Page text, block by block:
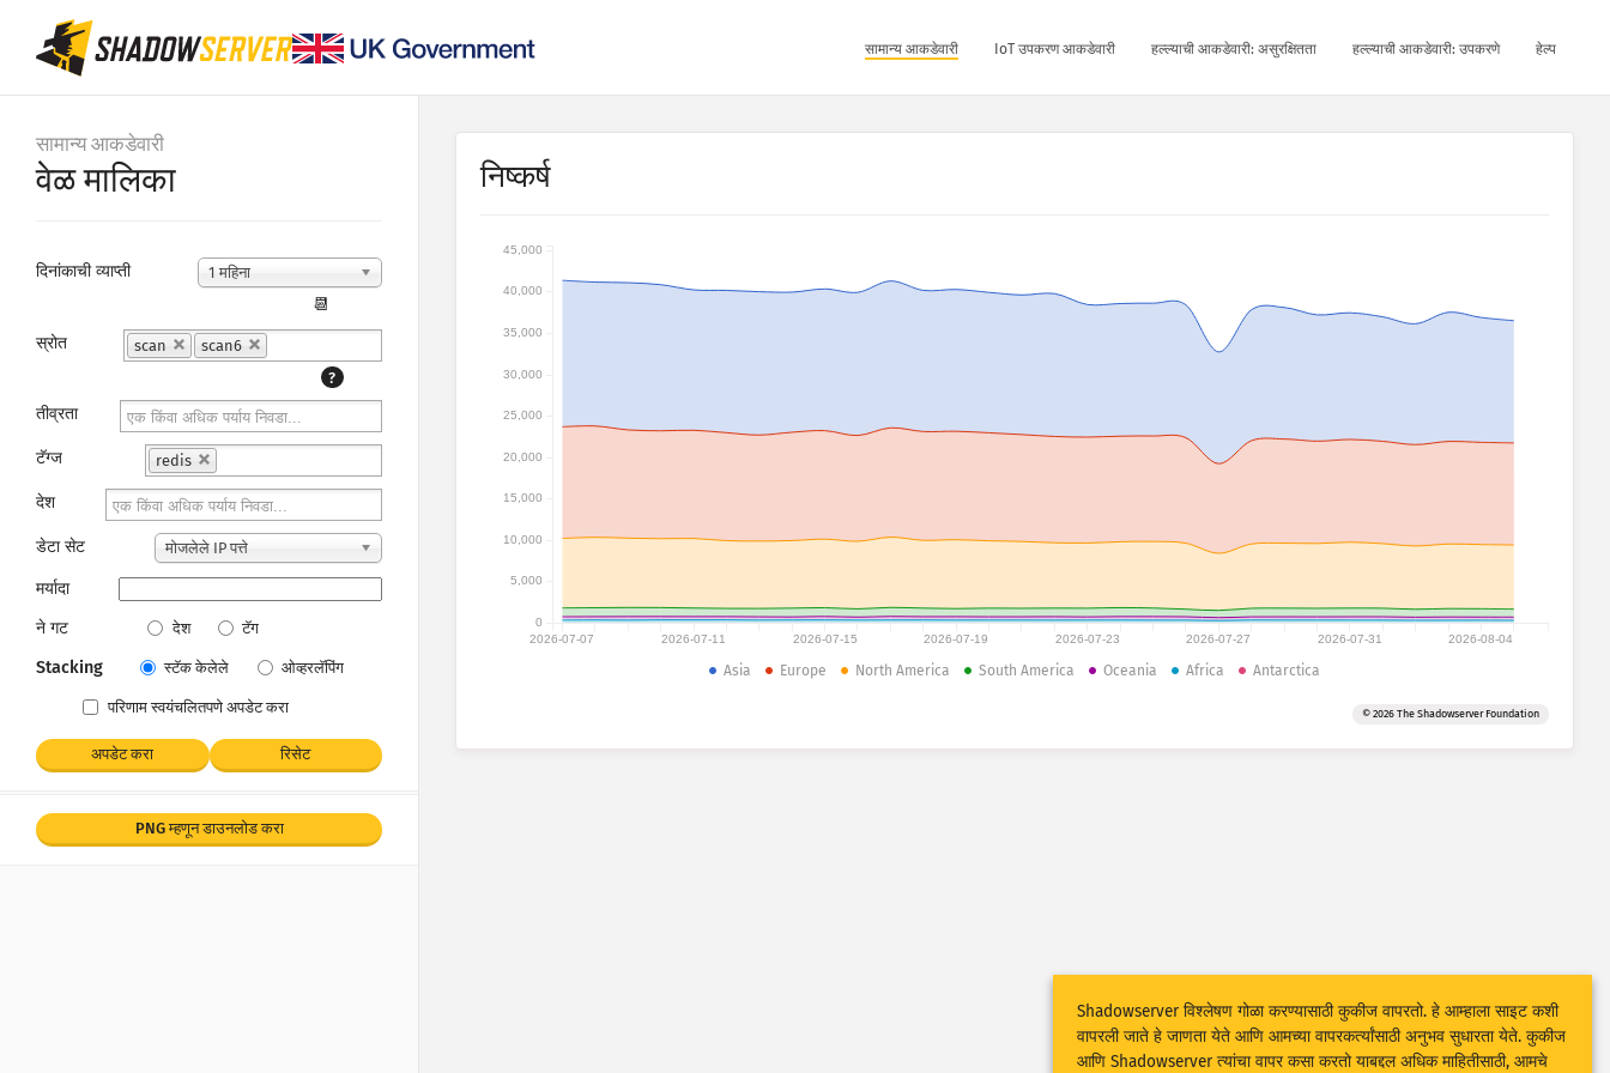
सामान्य आकडेवारी IoT उपकरण आकडेवारी हल्ल्याची आकडेवारी: असुरक्षितता हल्ल्याची आकडेवारी: उपकरणे हेल्प
सामान्य आकडेवारी
वेळ मालिका
दिनांकाची व्याप्ती 1 महिना
📆
स्रोत
scan
scan6
?
तीव्रता
टॅग्ज redis
देश
डेटा सेट मोजलेले IP पत्ते
मर्यादा
ने गट
देश टॅग
Stacking स्टॅक केलेले ओव्हरलॅपिंग
परिणाम स्वयंचलितपणे अपडेट करा
अपडेट करा रिसेट
PNG म्हणून डाउनलोड करा
निष्कर्ष
2026-07-07 2026-07-11 2026-07-15 2026-07-19 2026-07-23 2026-07-27 2026-07-31 2026-08-04
0
5,000
10,000
15,000
20,000
25,000
30,000
35,000
40,000
45,000
Asia Europe North America South America Oceania Africa Antarctica
© 2026 The Shadowserver Foundation
Shadowserver विश्लेषण गोळा करण्यासाठी कुकीज वापरतो. हे आम्हाला साइट कशी
वापरली जाते हे जाणता येते आणि आमच्या वापरकर्त्यांसाठी अनुभव सुधारता येते. कुकीज
आणि Shadowserver त्यांचा वापर कसा करतो याबद्दल अधिक माहितीसाठी, आमचे